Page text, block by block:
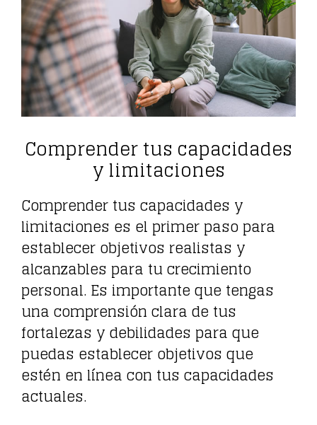
Comprender tus capacidades
y limitaciones
Comprender tus capacidades y
limitaciones es el primer paso para
establecer objetivos realistas y
alcanzables para tu crecimiento
personal. Es importante que tengas
una comprensión clara de tus
fortalezas y debilidades para que
puedas establecer objetivos que
estén en línea con tus capacidades
actuales.